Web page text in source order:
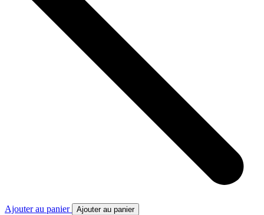
Ajouter au panier Ajouter au panier